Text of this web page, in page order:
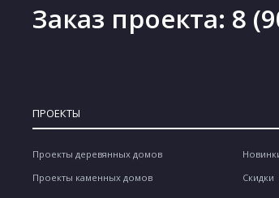
Заказ проекта: 8
ПРОЕКТЫ
Проекты деревянных домов
Проекты каменных домов
Скидки